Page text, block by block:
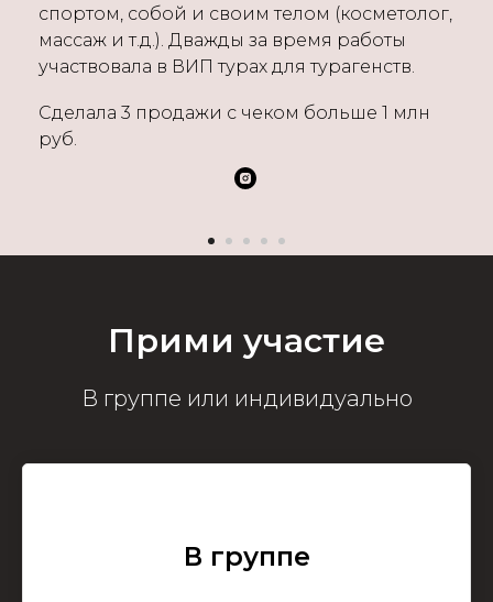
спортом, собой и своим телом (косметолог,
массаж и т.д.). Дважды за время работы
участвовала в ВИП турах для турагенств.
Сделала 3 продажи с чеком больше 1 млн
руб.
Прими участие
В группе или индивидуально
В группе